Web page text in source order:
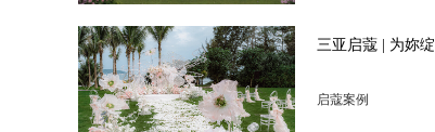
三亚启蔻 | 为妳
启蔻案例